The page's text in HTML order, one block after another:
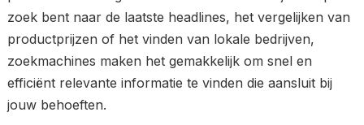
zoek bent naar de laatste headlines, het vergelijken van
productprijzen of het vinden van lokale bedrijven,
zoekmachines maken het gemakkelijk om snel en
efficiënt relevante informatie te vinden die aansluit bij
jouw behoeften.